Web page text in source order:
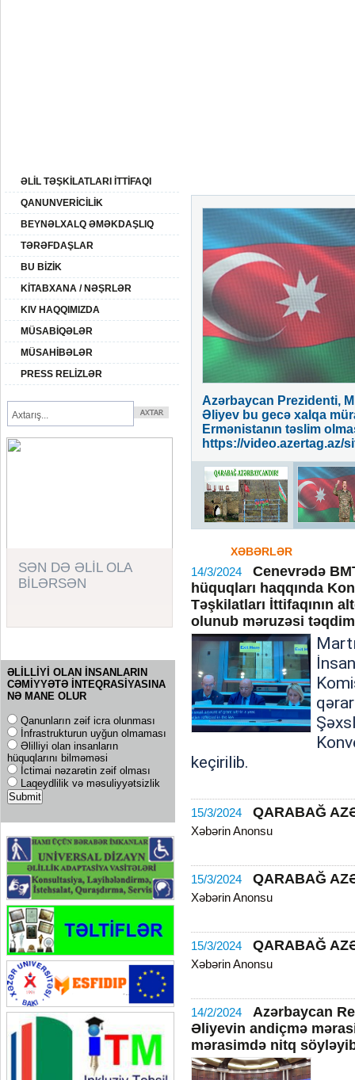
Qarabağ Azərbaycandır!
106657
Azərbaycan Prezidenti,
Əliyev bu gecə xalqa
Ermənistanın təslim
https://video.azertag.az/
XƏBƏRLƏR
14/3/2024
Cenevrədə
hüquqları haqqında
Təşkilatları İttifaqının
olunub məruzəsi
keçirilib.
15/3/2024 QARABAĞ
Xəbərin Anonsu
15/3/2024 QARABAĞ
Xəbərin Anonsu
15/3/2024 QARABAĞ
Xəbərin Anonsu
14/2/2024
Azərbaycan
Əliyevin andiçmə
mərasimdə nitq
ƏLİL TƏŞKİLATLARI İTTİFAQI
QANUNVERİCİLİK
BEYNƏLXALQ ƏMƏKDAŞLIQ
TƏRƏFDAŞLAR
BU BİZİK
KİTABXANA / NƏŞRLƏR
KIV HAQQIMIZDA
MÜSABİQƏLƏR
MÜSAHİBƏLƏR
PRESS RELİZLƏR
SƏN DƏ ƏLİL OLA
BİLƏRSƏN
ƏLİLLİYİ OLAN İNSANLARIN
CƏMİYYƏTƏ İNTEQRASİYASINA
NƏ MANE OLUR
Qanunların zəif icra olunması
İnfrastrukturun uyğun olmaması
Əlilliyi olan insanların
hüquqlarını bilməməsi
İctimai nəzarətin zəif olması
Laqeydlilik və məsuliyyətsizlik